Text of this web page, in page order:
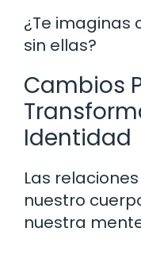
¿Te imaginas
sin ellas?
Cambios
Identidad
Las
nuestro
nuestra